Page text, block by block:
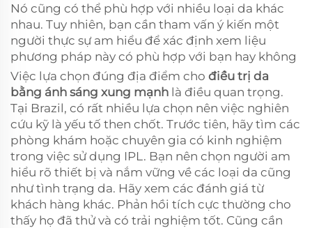
Nó cũng có thể phù hợp với nhiều loại da khác
nhau. Tuy nhiên, bạn cần tham vấn ý kiến một
người thực sự am hiểu để xác định xem liệu
phương pháp này có phù hợp với bạn hay không
Việc lựa chọn đúng địa điểm cho điều trị da
bằng ánh sáng xung mạnh là điều quan trọng.
Tại Brazil, có rất nhiều lựa chọn nên việc nghiên
cứu kỹ là yếu tố then chốt. Trước tiên, hãy tìm các
phòng khám hoặc chuyên gia có kinh nghiệm
trong việc sử dụng IPL. Bạn nên chọn người am
hiểu rõ thiết bị và nắm vững về các loại da cũng
như tình trạng da. Hãy xem các đánh giá từ
khách hàng khác. Phản hồi tích cực thường cho
thấy họ đã thử và có trải nghiệm tốt. Cũng cần